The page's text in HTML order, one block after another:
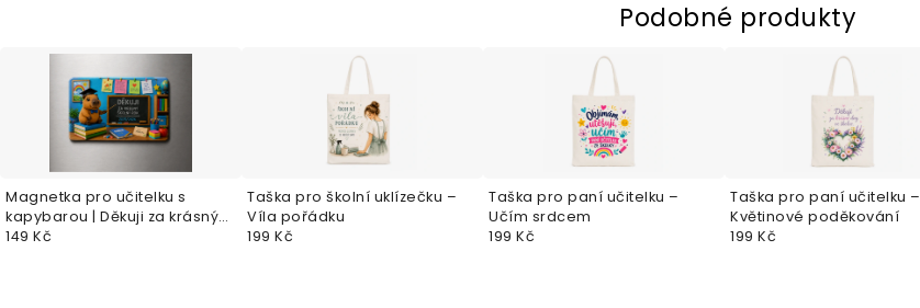
Podobné produkty
Magnetka pro učitelku s
kapybarou | Děkuji za krásný
školní rok
149 Kč
Taška pro školní uklízečku –
Víla pořádku
199 Kč
Taška pro paní učitelku –
Učím srdcem
199 Kč
Taška pro paní učitelku –
Květinové poděkování
199 Kč